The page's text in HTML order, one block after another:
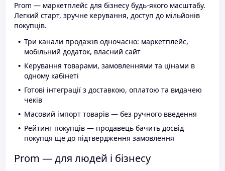
Prom — маркетплейс для бізнесу будь-якого масштабу.
Легкий старт, зручне керування, доступ до мільйонів
покупців.
Три канали продажів одночасно: маркетплейс,
мобільний додаток, власний сайт
Керування товарами, замовленнями та цінами в
одному кабінеті
Готові інтеграції з доставкою, оплатою та видачею
чеків
Масовий імпорт товарів — без ручного введення
Рейтинг покупців — продавець бачить досвід
покупця ще до підтвердження замовлення
Prom — для людей і бізнесу